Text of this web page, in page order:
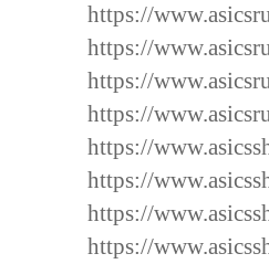
https://
https://
https://
https://
https://
https://
https://
https://